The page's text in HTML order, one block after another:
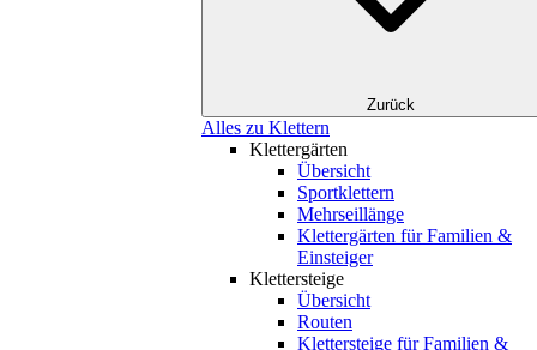
Zurück
Alles zu Klettern
Klettergärten
Übersicht
Sportklettern
Mehrseillänge
Klettergärten für Familien &
Einsteiger
Klettersteige
Übersicht
Routen
Klettersteige für Familien &